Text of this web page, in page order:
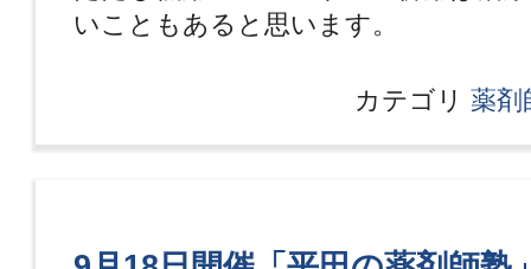
いこともあると思います。
カテゴリ 薬剤